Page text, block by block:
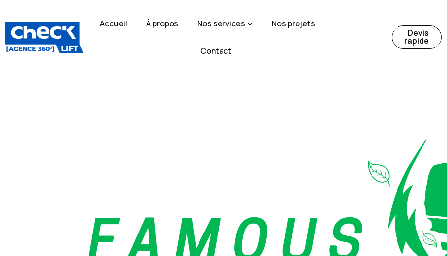
Accueil À propos Nos services Nos projets
Contact
Devis
rapide